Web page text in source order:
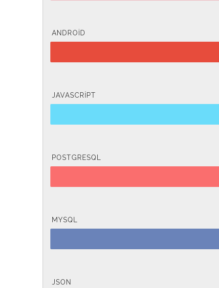
ANDROID
JAVASCRIPT
POSTGRESQL
MYSQL
JSON